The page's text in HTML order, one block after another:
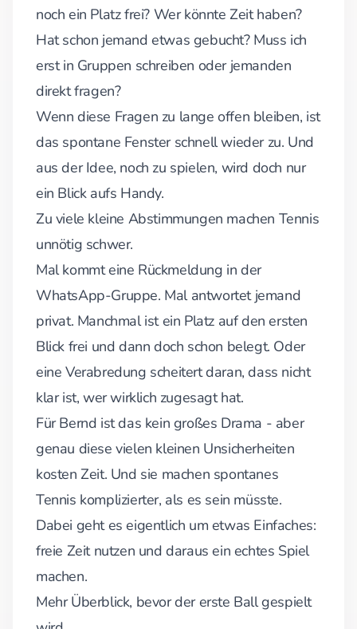
noch ein Platz frei? Wer könnte Zeit haben?
Hat schon jemand etwas gebucht? Muss ich
erst in Gruppen schreiben oder jemanden
direkt fragen?
Wenn diese Fragen zu lange offen bleiben, ist
das spontane Fenster schnell wieder zu. Und
aus der Idee, noch zu spielen, wird doch nur
ein Blick aufs Handy.
Zu viele kleine Abstimmungen machen Tennis
unnötig schwer.
Mal kommt eine Rückmeldung in der
WhatsApp-Gruppe. Mal antwortet jemand
privat. Manchmal ist ein Platz auf den ersten
Blick frei und dann doch schon belegt. Oder
eine Verabredung scheitert daran, dass nicht
klar ist, wer wirklich zugesagt hat.
Für Bernd ist das kein großes Drama - aber
genau diese vielen kleinen Unsicherheiten
kosten Zeit. Und sie machen spontanes
Tennis komplizierter, als es sein müsste.
Dabei geht es eigentlich um etwas Einfaches:
freie Zeit nutzen und daraus ein echtes Spiel
machen.
Mehr Überblick, bevor der erste Ball gespielt